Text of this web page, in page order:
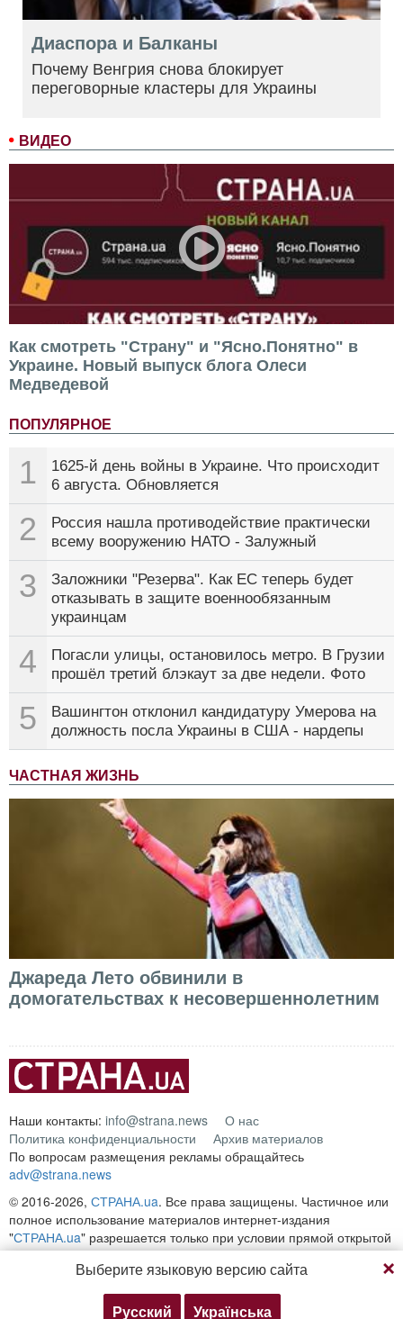
ВИДЕО
Как смотреть "Страну" и "Ясно.Понятно" в
Украине. Новый выпуск блога Олеси
Медведевой
ПОПУЛЯРНОЕ
1
1625-й день войны в Украине. Что происходит
6 августа. Обновляется
2
Россия нашла противодействие практически
всему вооружению НАТО - Залужный
3
Заложники "Резерва". Как ЕС теперь будет
отказывать в защите военнообязанным
украинцам
4
Погасли улицы, остановилось метро. В Грузии
прошёл третий блэкаут за две недели. Фото
5
Вашингтон отклонил кандидатуру Умерова на
должность посла Украины в США - нардепы
ЧАСТНАЯ ЖИЗНЬ
Джареда Лето обвинили в
домогательствах к несовершеннолетним
Диаспора и Балканы
Почему Венгрия снова блокирует
переговорные кластеры для Украины
Наши контакты: info@strana.news
О нас
Политика конфиденциальности
Архив материалов
По вопросам размещения рекламы обращайтесь
adv@strana.news
© 2016-2026, СТРАНА.ua. Все права защищены. Частичное или
полное использование материалов интернет-издания
"СТРАНА.ua" разрешается только при условии прямой открытой
для поисковых систем гиперссылки на непосредственный адрес
материала на сайтеstrana.ua
Любое копирование, публикация, перепечатка или
воспроизведение информации, содержащей ссылку на
Выберите языковую версию сайта
Русский Українська